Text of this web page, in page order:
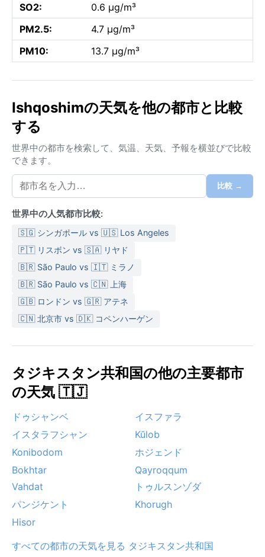
SO2:
0.6 µg/m³
PM2.5:
4.7 µg/m³
PM10:
13.7 µg/m³
Ishqoshimの天気を他の都市と比較
する
世界中の都市を検索して、気温、天気、予報を横並びで比較
できます。
比較 →
世界中の人気都市比較:
🇸🇬 シンガポール vs 🇺🇸 Los Angeles
🇵🇹 リスボン vs 🇸🇦 リヤド
🇧🇷 São Paulo vs 🇮🇹 ミラノ
🇧🇷 São Paulo vs 🇨🇳 上海
🇬🇧 ロンドン vs 🇬🇷 アテネ
🇨🇳 北京市 vs 🇩🇰 コペンハーゲン
タジキスタン共和国の他の主要都市
の天気 🇹🇯
ドゥシャンベ
イスファラ
イスタラフシャン
Kŭlob
Konibodom
ホジェンド
Bokhtar
Qayroqqum
Vahdat
トゥルスンゾダ
パンジケント
Khorugh
Hisor
すべての都市の天気を見る タジキスタン共和国